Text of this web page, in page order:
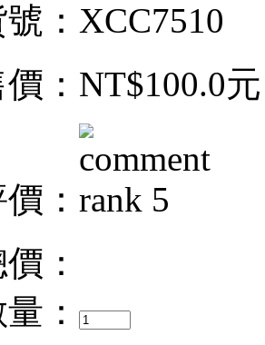
：XCC7510
： NT$100.0元
：
：
：